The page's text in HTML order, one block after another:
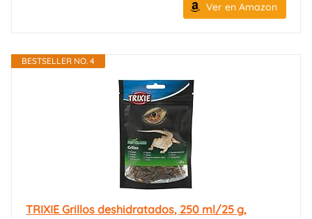
Ver en Amazon
BESTSELLER NO. 4
TRIXIE Grillos deshidratados, 250 ml/25 g,